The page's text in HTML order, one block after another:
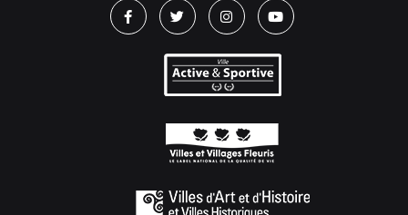
Lien vers le compte Facebook
Lien vers le compte Twitter
Lien vers le compte
Lien vers la chaîne